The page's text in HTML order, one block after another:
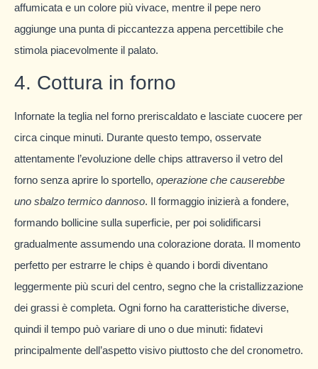
affumicata e un colore più vivace, mentre il pepe nero
aggiunge una punta di piccantezza appena percettibile che
stimola piacevolmente il palato.
4. Cottura in forno
Infornate la teglia nel forno preriscaldato e lasciate cuocere per
circa cinque minuti. Durante questo tempo, osservate
attentamente l’evoluzione delle chips attraverso il vetro del
forno senza aprire lo sportello, operazione che causerebbe
uno sbalzo termico dannoso. Il formaggio inizierà a fondere,
formando bollicine sulla superficie, per poi solidificarsi
gradualmente assumendo una colorazione dorata. Il momento
perfetto per estrarre le chips è quando i bordi diventano
leggermente più scuri del centro, segno che la cristallizzazione
dei grassi è completa. Ogni forno ha caratteristiche diverse,
quindi il tempo può variare di uno o due minuti: fidatevi
principalmente dell’aspetto visivo piuttosto che del cronometro.